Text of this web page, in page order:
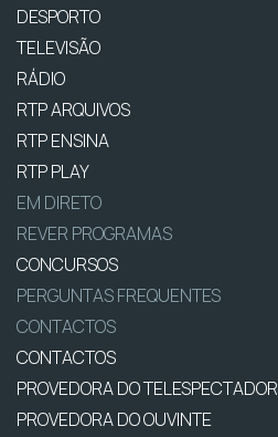
DESPORTO
TELEVISÃO
RÁDIO
RTP ARQUIVOS
RTP ENSINA
RTP PLAY
EM DIRETO
REVER PROGRAMAS
CONCURSOS
PERGUNTAS FREQUENTES
CONTACTOS
CONTACTOS
PROVEDORA DO TELESPECTADOR
PROVEDORA DO OUVINTE